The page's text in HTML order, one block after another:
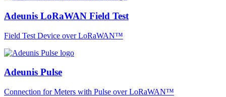
Adeunis LoRaWAN Field Test
Field Test Device over LoRaWAN™
Adeunis Pulse
Connection for Meters with Pulse over LoRaWAN™